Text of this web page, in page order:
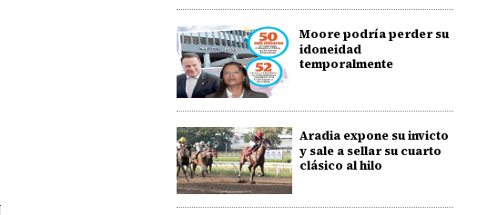
Moore podría perder su
idoneidad
temporalmente
Aradia expone su invicto
y sale a sellar su cuarto
clásico al hilo